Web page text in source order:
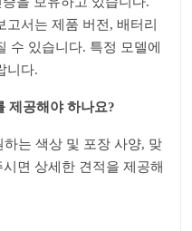
서는 제품 버전, 배터리
수 있습니다. 특정 모델에
니다.
제공해야 하나요?
는 색상 및 포장 사양, 맞
면 상세한 견적을 제공해